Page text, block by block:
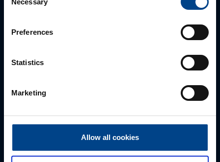
Selection
Necessary
Preferences
Statistics
Marketing
Allow all cookies
Tekninen tuki
tuki@utuautomation.fi